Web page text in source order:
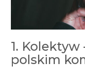
1.
polskim